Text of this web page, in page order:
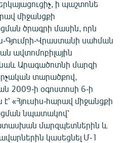
ի պաշտոնե
միջանցքի
ծրագրի մասին, որն
Գյումրի-Վրաստանի սահման
ավտոմոբիլային
Արագածոտնի մարզի
տարածքով,
2009-ի օգոստոսի 6-ի
«Հյուսիս-հարավ միջանցքի
նպատակով՝
մարզպետներին և
կասեցնել Մ-1